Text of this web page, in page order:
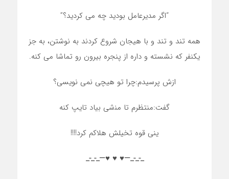
“ﺍﮔﺮ ﻣﺪﯾﺮﻋﺎﻣﻞ ﺑﻮﺩﯾﺪ ﭼﻪ ﻣﯽ ﮐﺮﺩﯾﺪ؟”
ﻫﻤﻪ ﺗﻨﺪ ﻭ ﺗﻨﺪ ﻭ ﺑﺎ ﻫﯿﺠﺎﻥ ﺷﺮﻭﻉ ﮐﺮﺩﻧﺪ ﺑﻪ ﻧﻮﺷﺘﻦ، ﺑﻪ ﺟﺰ
ﯾﮑﻨﻔﺮ ﮐﻪ ﻧﺸﺴﺘﻪ ﻭ ﺩﺍﺭﻩ ﺍﺯ ﭘﻨﺠﺮﻩ ﺑﯿﺮﻭﻥ ﺭﻭ ﺗﻤﺎﺷﺎ ﻣﯽ ﮐﻨﻪ.
ازش پرسیدم:ﭼﺮﺍ ﺗﻮ ﻫﯿﭽﯽ ﻧﻤﯽ ﻧﻮﯾﺴﯽ؟
گفت:ﻣﻨﺘﻈﺮﻡ ﺗﺎ ﻣﻨشی بیاد تایپ کنه
ینی قوه تخیلش هلاکم کرد!!!!
_-_-_—♥️ ♥️ ♥️—_-_-_